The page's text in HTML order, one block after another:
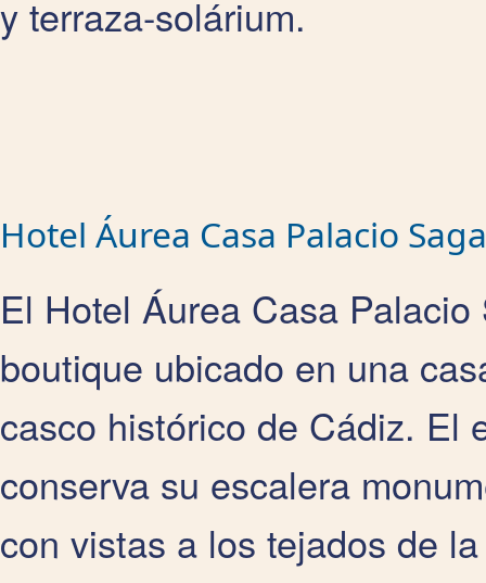
y terraza-solárium.
Hotel Áurea Casa Palacio
El Hotel Áurea Casa
boutique ubicado en una
casco histórico de Cádiz. El
conserva su escalera
con vistas a los tejados de